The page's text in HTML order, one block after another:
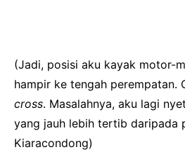
(Jadi, posisi aku kayak motor-
hampir ke tengah perempatan.
cross. Masalahnya, aku lagi
yang jauh lebih tertib daripada
Kiaracondong)